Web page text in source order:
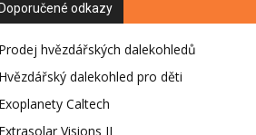
odkazy
hvězdářských dalekohledů
dalekohled pro děti
Caltech
Visions II